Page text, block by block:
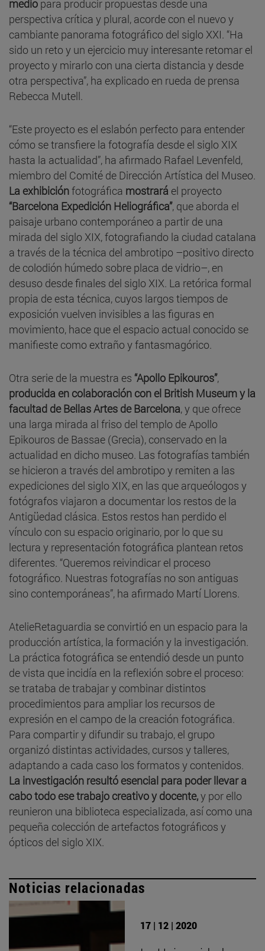
medio para producir propuestas desde una
perspectiva crítica y plural, acorde con el nuevo y
cambiante panorama fotográfico del siglo XXI. “Ha
sido un reto y un ejercicio muy interesante retomar el
proyecto y mirarlo con una cierta distancia y desde
otra perspectiva”, ha explicado en rueda de prensa
Rebecca Mutell.
“Este proyecto es el eslabón perfecto para entender
cómo se transfiere la fotografía desde el siglo XIX
hasta la actualidad”, ha afirmado Rafael Levenfeld,
miembro del Comité de Dirección Artística del Museo.
La exhibiciónfotográfica mostrará el proyecto
“Barcelona Expedición Heliográfica”, que aborda el
paisaje urbano contemporáneo a partir de una
mirada del siglo XIX, fotografiando la ciudad catalana
a través de la técnica del ambrotipo –positivo directo
de colodión húmedo sobre placa de vidrio–, en
desuso desde finales del siglo XIX. La retórica formal
propia de esta técnica, cuyos largos tiempos de
exposición vuelven invisibles a las figuras en
movimiento, hace que el espacio actual conocido se
manifieste como extraño y fantasmagórico.
Otra serie de la muestra es “Apollo Epikouros”,
producida en colaboración con el British Museum y la
facultad de Bellas Artes de Barcelona, y que ofrece
una larga mirada al friso del templo de Apollo
Epikouros de Bassae (Grecia), conservado en la
actualidad en dicho museo. Las fotografías también
se hicieron a través del ambrotipo y remiten a las
expediciones del siglo XIX, en las que arqueólogos y
fotógrafos viajaron a documentar los restos de la
Antigüedad clásica. Estos restos han perdido el
vínculo con su espacio originario, por lo que su
lectura y representación fotográfica plantean retos
diferentes. “Queremos reivindicar el proceso
fotográfico. Nuestras fotografías no son antiguas
sino contemporáneas”, ha afirmado Martí Llorens.
AtelieRetaguardia se convirtió en un espacio para la
producción artística, la formación y la investigación.
La práctica fotográfica se entendió desde un punto
de vista que incidía en la reflexión sobre el proceso:
se trataba de trabajar y combinar distintos
procedimientos para ampliar los recursos de
expresión en el campo de la creación fotográfica.
Para compartir y difundir su trabajo, el grupo
organizó distintas actividades, cursos y talleres,
adaptando a cada caso los formatos y contenidos.
La investigación resultó esencial para poder llevar a
cabo todo ese trabajo creativo y docente,y por ello
reunieron una biblioteca especializada, así como una
pequeña colección de artefactos fotográficos y
ópticos del siglo XIX.
Noticias relacionadas
17 | 12 | 2020